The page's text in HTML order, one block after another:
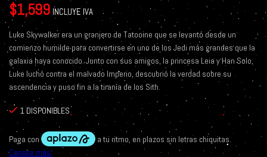
$1,599 INCLUYE IVA
Luke Skywalker era un granjero de Tatooine que se levantó desde un
comienzo humilde para convertirse en uno de los Jedi más grandes que la
galaxia haya conocido. Junto con sus amigos, la princesa Leia y Han Solo,
Luke luchó contra el malvado Imperio, descubrió la verdad sobre su
ascendencia y puso fin a la tiranía de los Sith.
1 DISPONIBLES